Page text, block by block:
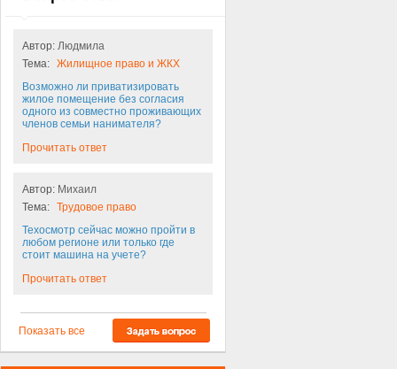
Автор: Людмила
Тема: Жилищное право и ЖКХ
Возможно ли приватизировать
жилое помещение без согласия
одного из совместно проживающих
членов семьи нанимателя?
Прочитать ответ
Автор: Михаил
Тема: Трудовое право
Техосмотр сейчас можно пройти в
любом регионе или только где
стоит машина на учете?
Прочитать ответ
Показать все